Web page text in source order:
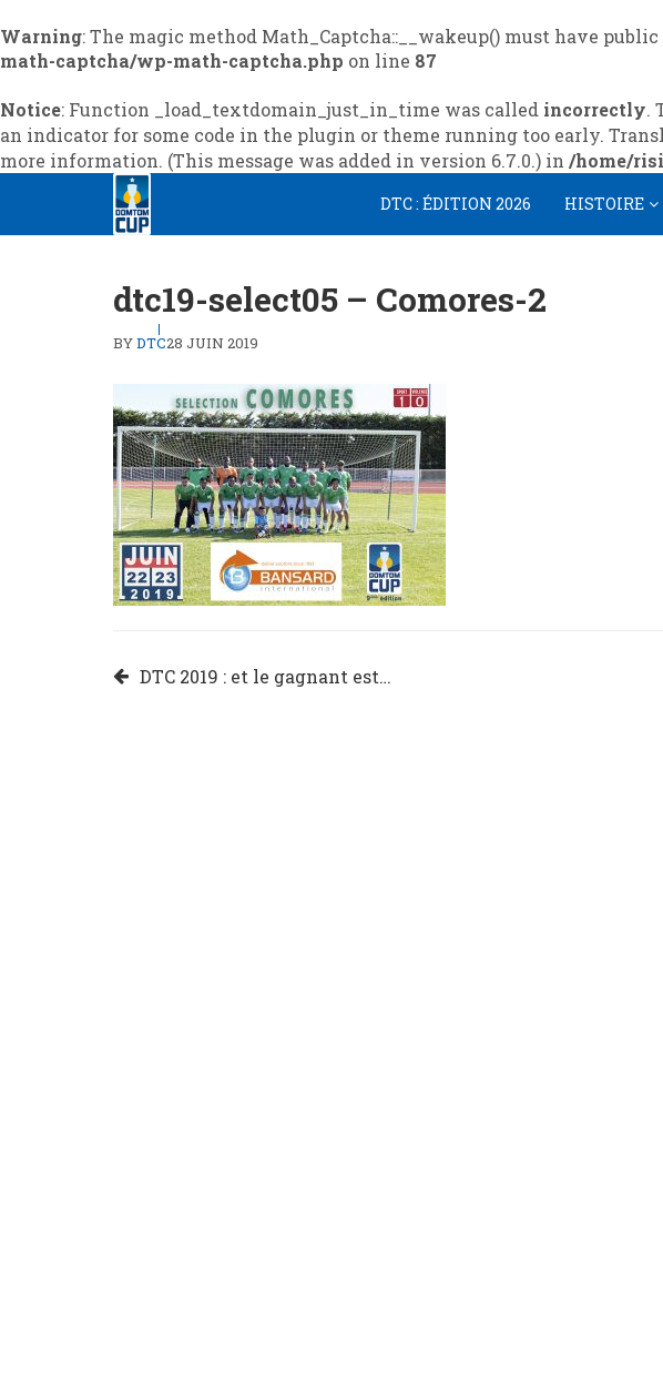
Warning: The magic method Math_Captcha::__wakeup() must have
math-captcha/wp-math-captcha.php on line 87
Notice: Function _load_textdomain_just_in_time was called incorrectly.
an indicator for some code in the plugin or theme running too early.
more information. (This message was added in version 6.7.0.) in /home/
Skip
to
navigation
Skip
to
content
DTC : ÉDITION 2026 HISTOIRE
dtc19-select05 – Comores-2
BYDTC28 JUIN 2019
Navigation
DTC 2019 : et le gagnant est…